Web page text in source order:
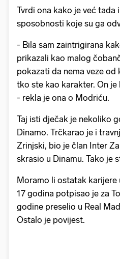
Tvrdi ona kako je već tada
sposobnosti koje su ga
- Bila sam zaintrigirana
prikazali kao malog
pokazati da nema veze
tko ste kao karakter. On
- rekla je ona o Modriću.
Taj isti dječak je nekoliko
Dinamo. Trčkarao je i
Zrinjski, bio je član Inter
skrasio u Dinamu. Tako je
Moramo li ostatak
17 godina potpisao je za
godine preselio u Real
Ostalo je povijest.